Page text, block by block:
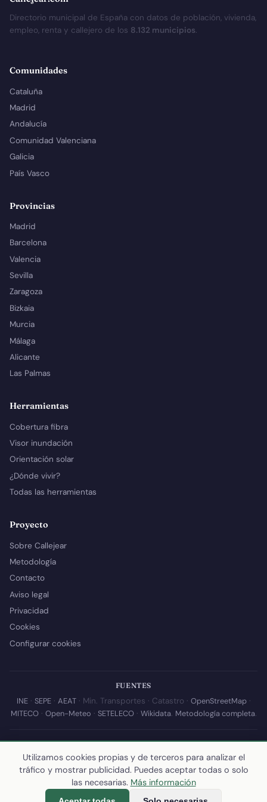
Directorio municipal de España con datos de población, vivienda,
empleo, renta y callejero de los 8.132 municipios.
Comunidades
Cataluña
Madrid
Andalucía
Comunidad Valenciana
Galicia
País Vasco
Provincias
Madrid
Barcelona
Valencia
Sevilla
Zaragoza
Bizkaia
Murcia
Málaga
Alicante
Las Palmas
Herramientas
Cobertura fibra
Visor inundación
Orientación solar
¿Dónde vivir?
Todas las herramientas
Proyecto
Sobre Callejear
Metodología
Contacto
Aviso legal
Privacidad
Cookies
Configurar cookies
FUENTES
INE· SEPE· AEAT· Min. Transportes · Catastro · OpenStreetMap·
MITECO· Open-Meteo · SETELECO· Wikidata. Metodología completa.
© 2026 Callejear.com — Directorio municipal de España con datos
abiertos. Desarrollado y mantenido porYoel Castaño.
Última actualización de esta página:10 de julio de 2026
calculamos los datos
Utilizamos cookies propias y de terceros para analizar el
tráfico y mostrar publicidad. Puedes aceptar todas o solo
las necesarias. Más información